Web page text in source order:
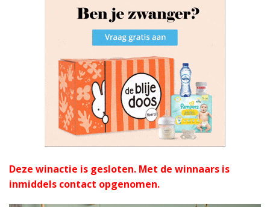
Deze winactie is gesloten. Met de winnaars is
inmiddels contact opgenomen.